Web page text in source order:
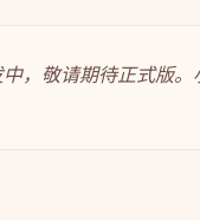
中，敬请期待正式版